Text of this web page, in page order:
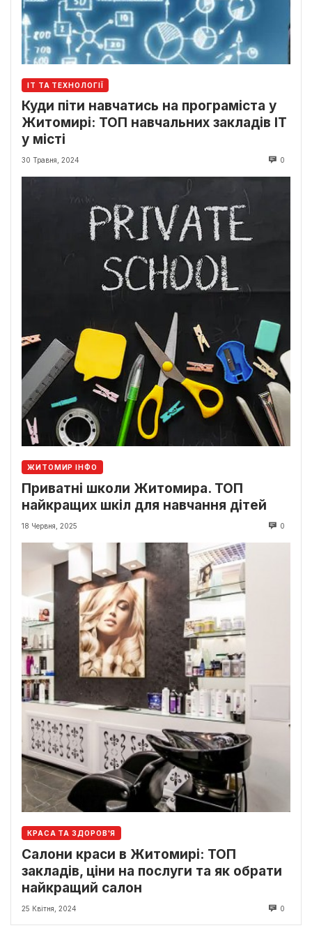
ІТ ТА ТЕХНОЛОГІЇ
Куди піти навчатись на програміста у
Житомирі: ТОП навчальних закладів ІТ
у місті
30 Травня, 2024 0
ЖИТОМИР ІНФО
Приватні школи Житомира. ТОП
найкращих шкіл для навчання дітей
18 Червня, 2025 0
КРАСА ТА ЗДОРОВ'Я
Салони краси в Житомирі: ТОП
закладів, ціни на послуги та як обрати
найкращий салон
25 Квітня, 2024 0